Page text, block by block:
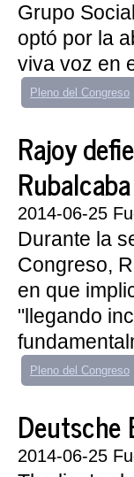
Grupo
optó por la
viva voz en
Pleno del Congreso
Rajoy
2014-06-25
Durante la
Congreso,
en que
"llegando
Pleno del Congreso
2014-06-25